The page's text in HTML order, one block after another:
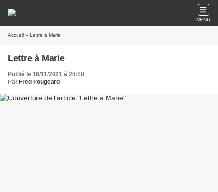
MENU
Accueil » Lettre à Marie
Lettre à Marie
Publié le 16/11/2021 à 20:18
Par Fred Pougeard